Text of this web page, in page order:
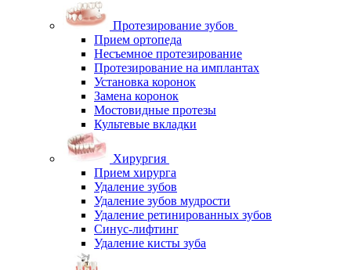
Протезирование зубов
Прием ортопеда
Несъемное протезирование
Протезирование на имплантах
Установка коронок
Замена коронок
Мостовидные протезы
Культевые вкладки
Хирургия
Прием хирурга
Удаление зубов
Удаление зубов мудрости
Удаление ретинированных зубов
Синус-лифтинг
Удаление кисты зуба